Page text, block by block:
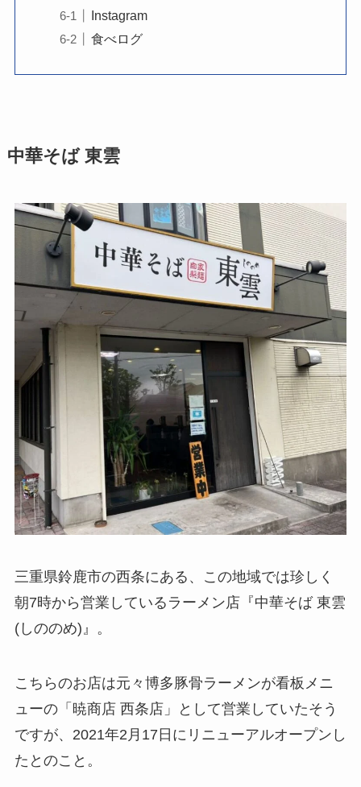
Instagram
食べログ
中華そば 東雲
三重県鈴鹿市の西条にある、この地域では珍しく
朝7時から営業しているラーメン店『中華そば 東雲
(しののめ)』。
こちらのお店は元々博多豚骨ラーメンが看板メニ
ューの「暁商店 西条店」として営業していたそう
ですが、2021年2月17日にリニューアルオープンし
たとのこと。